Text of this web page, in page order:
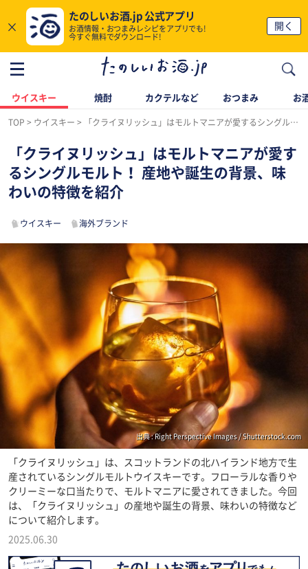
×
たのしいお酒.jp 公式アプリ
お酒情報・おつまみレシピをアプリでも!
今すぐ無料でダウンロード!
開く
ウイスキー 焼酎 カクテルなど おつまみ お
TOP ウイスキー 「クライヌリッシュ」はモルトマニアが愛するシングルモルト！ 産地や誕生の背景、味わいの特徴を紹介
「クライヌリッシュ」はモルトマニアが愛す
るシングルモルト！ 産地や誕生の背景、味
わいの特徴を紹介
ウイスキー 海外ブランド
出典 : Right Perspective Images / Shutterstock.com
「クライヌリッシュ」は、スコットランドの北ハイランド地方で生
産されているシングルモルトウイスキーです。フローラルな香りや
クリーミーな口当たりで、モルトマニアに愛されてきました。今回
は、「クライヌリッシュ」の産地や誕生の背景、味わいの特徴など
について紹介します。
2025.06.30